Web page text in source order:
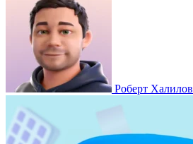
Роберт Халилов